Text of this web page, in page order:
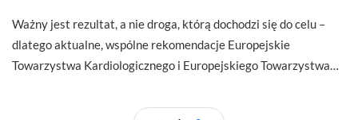
Ważny jest rezultat, a nie droga, którą dochodzi się do celu –
dlatego aktualne, wspólne rekomendacje Europejskie
Towarzystwa Kardiologicznego i Europejskiego Towarzystwa…